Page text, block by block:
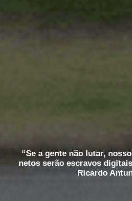
“Se a gente não lutar,
netos serão escravos
Ricardo